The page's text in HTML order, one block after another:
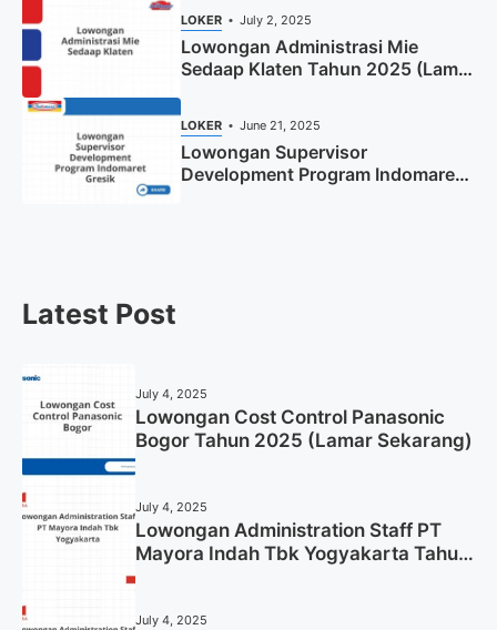
LOKER July 2, 2025
Lowongan Administrasi Mie
Sedaap Klaten Tahun 2025 (Lamar
LOKER June 21, 2025
Lowongan Supervisor
Development Program Indomaret
Latest Post
July 4, 2025
Lowongan Cost Control Panasonic
Bogor Tahun 2025 (Lamar Sekarang)
July 4, 2025
Lowongan Administration Staff PT
Mayora Indah Tbk Yogyakarta Tahun
July 4, 2025